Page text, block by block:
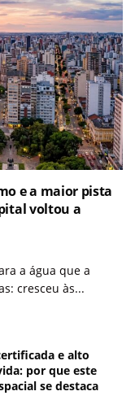
e a maior pista
voltou a
a água que a
cresceu às...
e alto
por que este
se destaca